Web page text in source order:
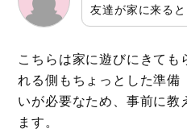
友達が家に来る
こちらは家に遊びにきて
れる側もちょっとした準
いが必要なため、事前に教
ます。